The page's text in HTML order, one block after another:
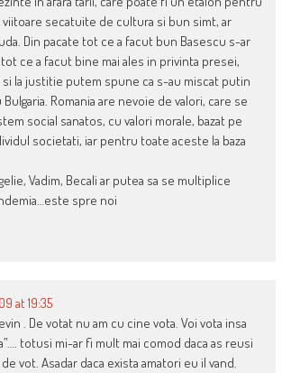
secatuite de cultura si bun simt, ar
Din pacate tot ce a facut bun Basescu s-ar
ce a facut bine mai ales in privinta presei,
la justitie putem spune ca s-au miscat putin
Romania are nevoie de valori, care se
social sanatos, cu valori morale, bazat pe
societati, iar pentru toate aceste la baza
Vadim, Becali ar putea sa se multiplice
spre noi
at 19:35
. De votat nu am cu cine vota. Voi vota insa
totusi mi-ar fi mult mai comod daca as reusi
vot. Asadar daca exista amatori eu il vand.